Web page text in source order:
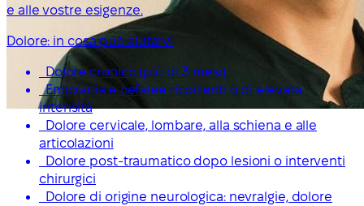
e alle vostre esigenze.
Dolore: in cosa può aiutarvi
Dolore cronico (più di 3 mesi)
Emicrania e cefalee ricorrenti o di elevata
intensità
Dolore cervicale, lombare, alla schiena e alle
articolazioni
Dolore post-traumatico dopo lesioni o interventi
chirurgici
Dolore di origine neurologica: nevralgie, dolore